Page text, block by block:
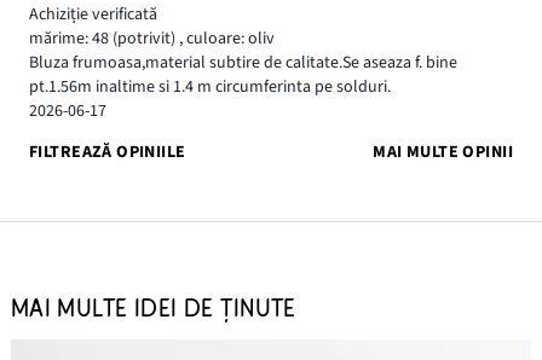
Achiziție verificată
mărime: 48 (potrivit) ,culoare: oliv
Bluza frumoasa,material subtire de calitate.Se aseaza f. bine
pt.1.56m inaltime si 1.4 m circumferinta pe solduri.
2026-06-17
FILTREAZĂ OPINIILE
MAI MULTE OPINII
MAI MULTE IDEI DE ȚINUTE